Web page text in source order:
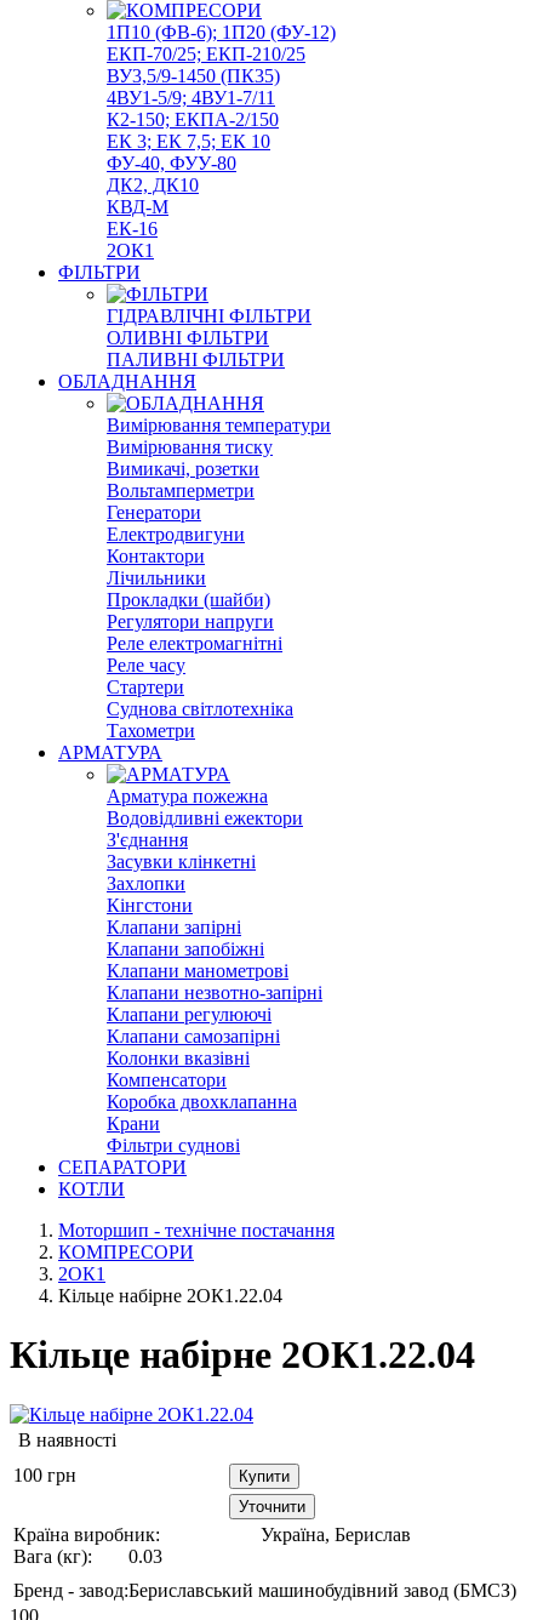
1П10 (ФВ-6); 1П20 (ФУ-12)
ЕКП-70/25; ЕКП-210/25
ВУ3,5/9-1450 (ПК35)
4ВУ1-5/9; 4ВУ1-7/11
К2-150; ЕКПА-2/150
ЕК 3; ЕК 7,5; ЕК 10
ФУ-40, ФУУ-80
ДК2, ДК10
КВД-М
ЕК-16
2ОК1
ФІЛЬТРИ
ГІДРАВЛІЧНІ ФІЛЬТРИ
ОЛИВНІ ФІЛЬТРИ
ПАЛИВНІ ФІЛЬТРИ
ОБЛАДНАННЯ
Вимірювання температури
Вимірювання тиску
Вимикачі, розетки
Вольтамперметри
Генератори
Електродвигуни
Контактори
Лічильники
Прокладки (шайби)
Регулятори напруги
Реле електромагнітні
Реле часу
Стартери
Суднова світлотехніка
Тахометри
АРМАТУРА
Арматура пожежна
Водовідливні ежектори
З'єднання
Засувки клінкетні
Захлопки
Кінгстони
Клапани запірні
Клапани запобіжні
Клапани манометрові
Клапани незвотно-запірні
Клапани регулюючі
Клапани самозапірні
Колонки вказівні
Компенсатори
Коробка двохклапанна
Крани
Фільтри суднові
СЕПАРАТОРИ
КОТЛИ
Моторшип - технічне постачання
КОМПРЕСОРИ
2ОК1
Кільце набірне 2ОК1.22.04
Кільце набірне 2ОК1.22.04
В наявності
100 грн
Купити
Уточнити
Країна виробник:
Україна, Берислав
Вага (кг):
0.03
Бренд - завод:Бериславський машинобудівний завод (БМСЗ)
100